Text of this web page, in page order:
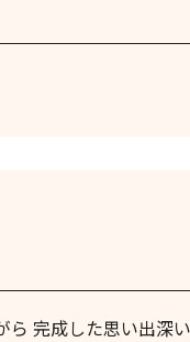
ら 完成した思い出深